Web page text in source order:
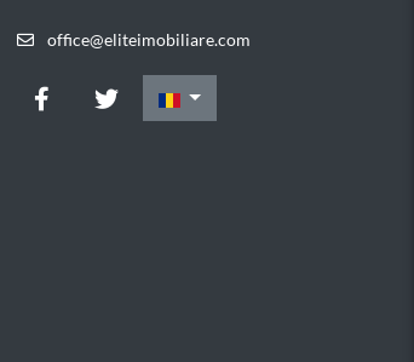
office@eliteimobiliare.com